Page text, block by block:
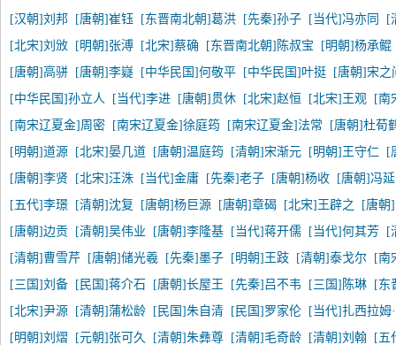
[汉朝]刘邦
[唐朝]崔钰 [东晋南北朝]葛洪 [先秦]孙子 [当代]冯亦同
[
[北宋]刘攽
[明朝]张溥 [北宋]蔡确 [东晋南北朝]陈叔宝
[明朝]杨承鲲
[唐朝]高骈
[唐朝]李嶷 [中华民国]何敬平 [中华民国]叶挺
[唐朝]宋之
[中华民国]孙立人
[当代]李进 [唐朝]贯休 [北宋]赵恒 [北宋]王观
[南
[南宋辽夏金]周密
[南宋辽夏金]徐庭筠 [南宋辽夏金]法常
[唐朝]杜荀
[明朝]道源
[北宋]晏几道 [唐朝]温庭筠 [清朝]宋渐元 [明朝]王守仁
[
[唐朝]李贤
[北宋]汪洙 [当代]金庸 [先秦]老子 [唐朝]杨收
[唐朝]冯
[五代]李璟
[清朝]沈复 [唐朝]杨巨源 [唐朝]章碣 [北宋]王辟之
[唐朝
[唐朝]边贡
[清朝]吴伟业 [唐朝]李隆基 [当代]蒋开儒 [当代]何其芳
[
[清朝]曹雪芹
[唐朝]储光羲 [先秦]墨子 [明朝]王跂 [清朝]泰戈尔
[南
[三国]刘备
[民国]蒋介石 [唐朝]长屋王 [先秦]吕不韦 [三国]陈琳
[东
[北宋]尹源
[清朝]蒲松龄 [民国]朱自清 [民国]罗家伦
[当代]扎西拉
[明朝]刘熠
[元朝]张可久 [清朝]朱彝尊 [清朝]毛奇龄 [清朝]刘翰
[五